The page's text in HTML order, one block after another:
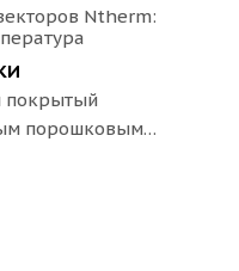
Ntherm:
покрытый
порошковым
корпуса из
полосой из